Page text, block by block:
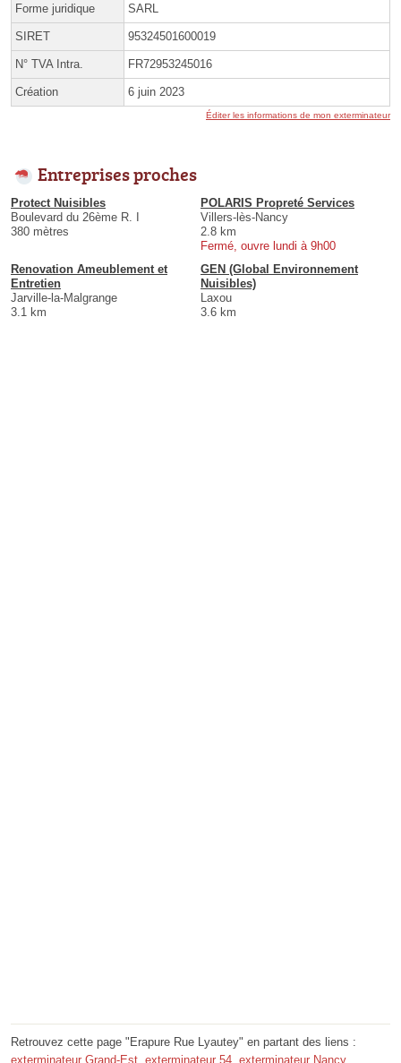
Forme juridique SARL
SIRET 95324501600019
N° TVA Intra. FR72953245016
Création 6 juin 2023
Éditer les informations de mon exterminateur
Entreprises proches
Protect Nuisibles
Boulevard du 26ème R. I
380 mètres
POLARIS Propreté Services
Villers-lès-Nancy
2.8 km
Fermé, ouvre lundi à 9h00
Renovation Ameublement et
Entretien
Jarville-la-Malgrange
3.1 km
GEN (Global Environnement
Nuisibles)
Laxou
3.6 km
Retrouvez cette page "Erapure Rue Lyautey" en partant des liens :
exterminateur Grand-Est exterminateur 54 exterminateur Nancy.